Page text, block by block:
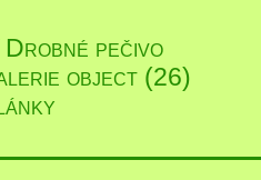
Drobné pečivo
object (26)